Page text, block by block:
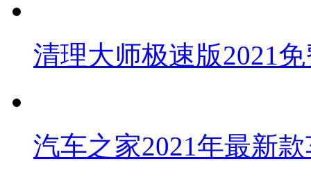
清理大师极速版2021
汽车之家2021年最新